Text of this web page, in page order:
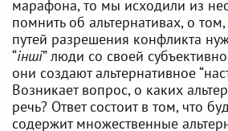
марафона, то мы исходили из
помнить об альтернативах, о
путей разрешения конфликта
“інші” люди со своей
они создают альтернативное
Возникает вопрос, о каких
речь? Ответ состоит в том, что
содержит множественные